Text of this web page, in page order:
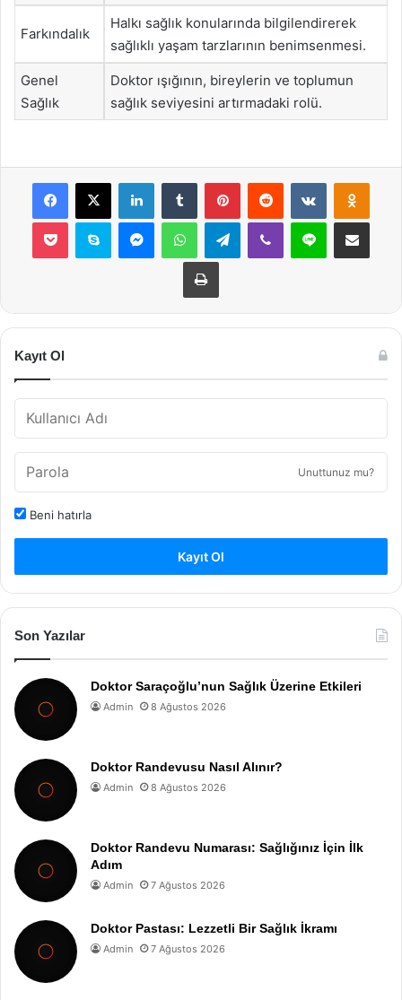
Farkındalık
Halkı sağlık konularında bilgilendirerek
sağlıklı yaşam tarzlarının benimsenmesi.
Genel
Sağlık
Doktor ışığının, bireylerin ve toplumun
sağlık seviyesini artırmadaki rolü.
Facebook
X LinkedInTumblr PinterestReddit VKontakte
Pocket Skype MessengerWhatsAppTelegramViber Line E-Posta ile
Yazdır
Kayıt Ol
Unuttunuz mu?
Beni hatırla
Kayıt Ol
Son Yazılar
Doktor Saraçoğlu’nun Sağlık Üzerine Etkileri
Admin 8 Ağustos 2026
Doktor Randevusu Nasıl Alınır?
Admin 8 Ağustos 2026
Doktor Randevu Numarası: Sağlığınız İçin İlk
Adım
Admin 7 Ağustos 2026
Doktor Pastası: Lezzetli Bir Sağlık İkramı
Admin 7 Ağustos 2026